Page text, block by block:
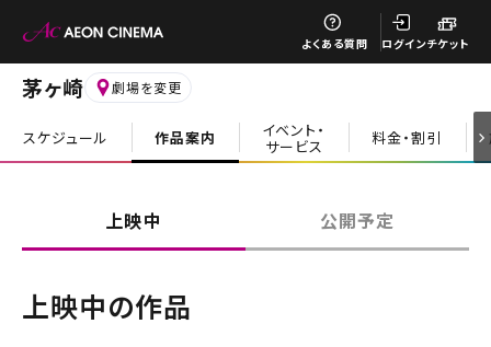
よくある質問 ログインチケット
茅ヶ崎 劇場を変更
スケジュール 作品案内 イベント・
サービス 料金・割引
上映中 公開予定
上映中の作品
閉じる
閉じる